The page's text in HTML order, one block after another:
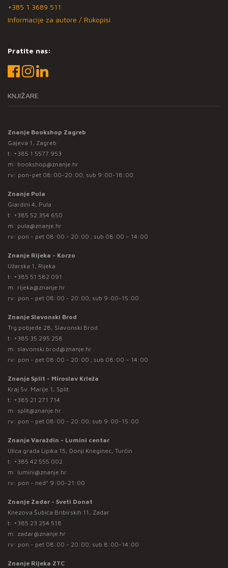
+385 1 3689 511
Informacije za autore / Rukopisi
Pratite nas:
KNJIŽARE
Znanje Bookshop Zagreb
Gajeva 1, Zagreb
t: +385 1 5577 953
m: bookshop@znanje.hr
rv: pon-pet 08:00-20:00; sub 9:00-18:00
Znanje Pula
Giardini 4, Pula
t: +385 52 354 650
m: pula@znanje.hr
rv: pon - pet 08:00 - 20:00 ; sub 08:00 – 14:00
Znanje Rijeka - Korzo
Užarska 1, Rijeka
t: +385 51 582 091
m: rijeka@znanje.hr
rv: pon - pet 08:00 - 20:00; sub 9:00-15:00
Znanje Slavonski Brod
Trg pobjede 28, Slavonski Brod
t: +385 35 295 258
m: slavonski.brod@znanje.hr
rv: pon - pet 08:00 - 20:00 ; sub 08:00 – 14:00
Znanje Split - Miroslav Krleža
Kraj Sv. Marije 1, Split
t: +385 21 271 714
m: split@znanje.hr
rv: pon - pet 08:00 - 20:00; sub 9:00-15:00
Znanje Varaždin - Lumini centar
Ulica grada Lipika 15, Donji Kneginec, Turčin
t: +385 42 555 002
m: lumini@znanje.hr
rv: pon - ned* 9:00-21:00
Znanje Zadar - Sveti Donat
Knezova Šubića Bribirskih 11, Zadar
t: +385 23 254 518
m: zadar@znanje.hr
rv: pon - pet 08:00 - 20:00; sub 8:00-14:00
Znanje Rijeka ZTC